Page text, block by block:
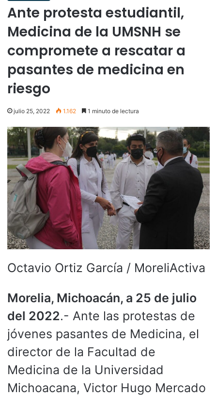
Ante protesta estudiantil,
Medicina de la UMSNH se
compromete a rescatar a
pasantes de medicina en
riesgo
julio 25, 2022 1.162 1 minuto de lectura
Octavio Ortiz García / MoreliActiva
Morelia, Michoacán, a 25 de julio
del 2022.- Ante las protestas de
jóvenes pasantes de Medicina, el
director de la Facultad de
Medicina de la Universidad
Michoacana, Victor Hugo Mercado